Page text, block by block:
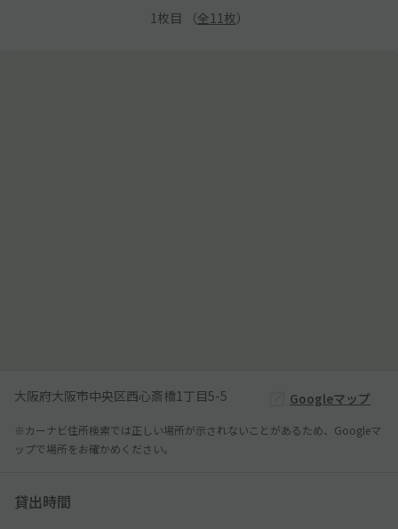
1枚目 （全11枚）
大阪府大阪市中央区西心斎橋1丁目5-5 Googleマップ
※カーナビ住所検索では正しい場所が示されないことがあるため、Googleマ
ップで場所をお確かめください。
貸出時間